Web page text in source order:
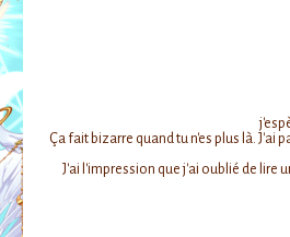
Ça fait bizarre quand tu n'es plus là. J'ai
J'ai l'impression que j'ai oublié de lire